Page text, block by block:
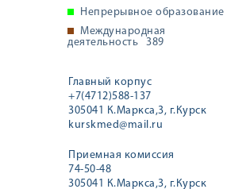
Непрерывное образование
Международная
деятельность
389
Главный корпус
+7(4712)588-137
305041 К.Маркса,3, г.Курск
kurskmed@mail.ru
Приемная комиссия
74-50-48
305041 К.Маркса,3, г.Курск